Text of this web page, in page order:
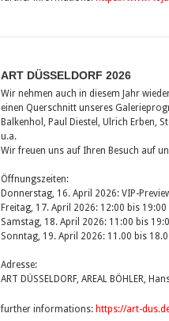
ART DÜSSELDORF 2026
Wir nehmen auch in diesem Jahr
einen Querschnitt unseres
Balkenhol, Paul Diestel, Ulrich Erben,
u.a.
Wir freuen uns auf Ihren Besuch auf
Öffnungszeiten:
Donnerstag, 16. April 2026: VIP-
Freitag, 17. April 2026: 12:00 bis 19:00
Samstag, 18. April 2026: 11:00 bis
Sonntag, 19. April 2026: 11.00 bis
Adresse:
ART DÜSSELDORF, AREAL BÖHLER,
further informations: https://art-